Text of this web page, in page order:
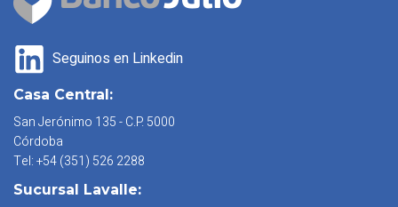
Seguinos en Linkedin
Casa Central:
San Jerónimo 135 - C.P. 5000
Córdoba
Tel: +54 (351) 526 2288
Sucursal Lavalle: